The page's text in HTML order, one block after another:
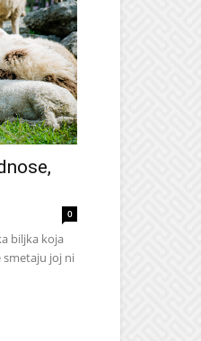
0
biljka koja
smetaju joj ni